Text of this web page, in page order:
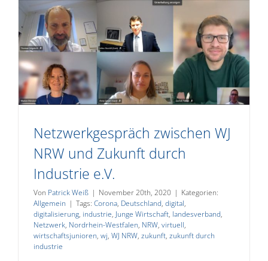
Netzwerkgespräch zwischen WJ
NRW und Zukunft durch
Industrie e.V.
Von Patrick Weiß | November 20th, 2020 | Kategorien:
Allgemein | Tags: Corona, Deutschland, digital,
digitalisierung, industrie, Junge Wirtschaft, landesverband,
Netzwerk, Nordrhein-Westfalen, NRW, virtuell,
wirtschaftsjunioren, wj, WJ NRW, zukunft, zukunft durch
industrie